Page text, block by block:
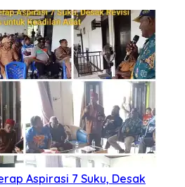
Aspirasi 7 Suku, Desak